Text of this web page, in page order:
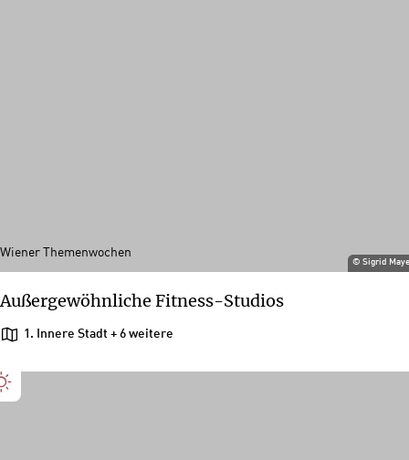
©Sigrid
Wiener Themenwochen
Außergewöhnliche Fitness-Studios
1. Innere Stadt + 6 weitere